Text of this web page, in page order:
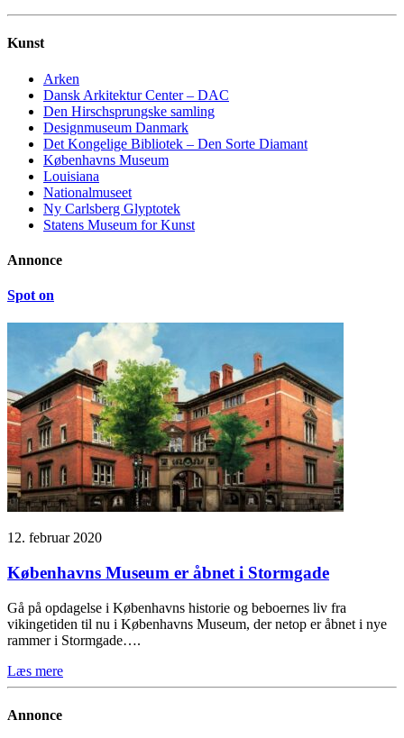
Kunst
Arken
Dansk Arkitektur Center – DAC
Den Hirschsprungske samling
Designmuseum Danmark
Det Kongelige Bibliotek – Den Sorte Diamant
Københavns Museum
Louisiana
Nationalmuseet
Ny Carlsberg Glyptotek
Statens Museum for Kunst
Annonce
Spot on
12. februar 2020
Københavns Museum er åbnet i Stormgade
Gå på opdagelse i Københavns historie og beboernes liv fra
vikingetiden til nu i Københavns Museum, der netop er åbnet i nye
rammer i Stormgade….
Læs mere
Annonce